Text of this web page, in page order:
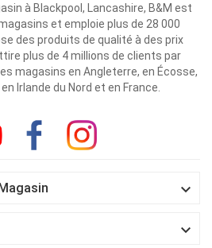
à Blackpool, Lancashire, B&M est
et emploie plus de 28 000
des produits de qualité à des prix
plus de 4 millions de clients par
magasins en Angleterre, en Écosse,
Irlande du Nord et en France.

